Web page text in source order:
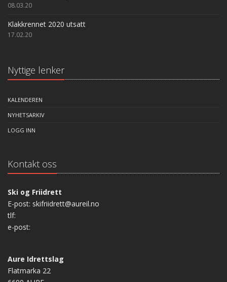
08.03.20
Klakkrennet 2020 utsatt
17.02.20
Nyttige lenker
KALENDEREN
NYHETSARKIV
LOGG INN
Kontakt oss
Ski og Friidrett
E-post: skifriidrett@aureil.no
tlf:
e-post:
Aure Idrettslag
Flatmarka 22